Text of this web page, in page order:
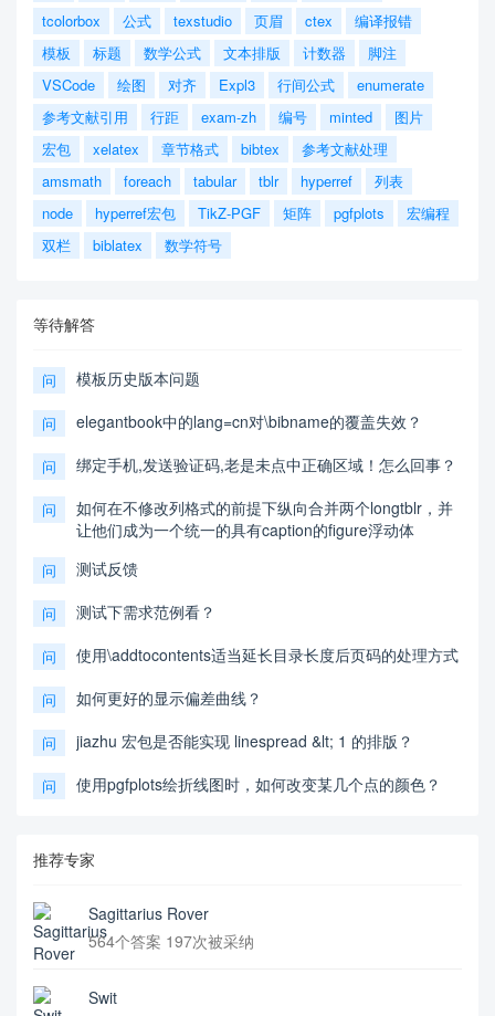
tcolorbox
公式 texstudio 页眉 ctex
编译报错
模板
标题 数学公式 文本排版 计数器
脚注
VSCode
绘图 对齐 Expl3 行间公式
enumerate
参考文献引用
行距 exam-zh 编号 minted
图片
宏包
xelatex 章节格式 bibtex
参考文献处理
amsmath
foreach tabular tblr hyperref
列表
node
hyperref宏包 TikZ-PGF 矩阵 pgfplots
宏编程
双栏
biblatex 数学符号
等待解答
问 模板历史版本问题
问 elegantbook中的lang=cn对\bibname的覆盖失效？
问 绑定手机,发送验证码,老是未点中正确区域！怎么回事？
问
如何在不修改列格式的前提下纵向合并两个longtblr，并
让他们成为一个统一的具有caption的figure浮动体
问 测试反馈
问 测试下需求范例看？
问 使用\addtocontents适当延长目录长度后页码的处理方式
问 如何更好的显示偏差曲线？
问 jiazhu 宏包是否能实现 linespread &lt; 1 的排版？
问 使用pgfplots绘折线图时，如何改变某几个点的颜色？
推荐专家
Sagittarius Rover
564个答案 197次被采纳
Swit